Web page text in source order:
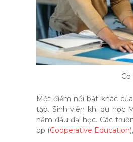
Một điểm nổi bật khác
tập. Sinh viên khi du học
năm đầu đại học. Các
op (Cooperative Education